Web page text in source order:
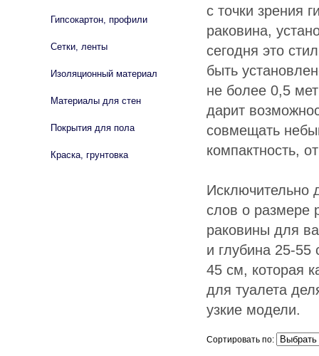
с точки зрения
раковина,
сегодня это
быть
не более 0,5
дарит
совмещать
компактность,
Исключительно
слов о размере
раковины для
и глубина 25-
45 см, которая
для туалета
узкие модели.
Сортировать по:
Гипсокартон, профили
Сетки, ленты
Изоляционный материал
Материалы для стен
Покрытия для пола
Краска, грунтовка